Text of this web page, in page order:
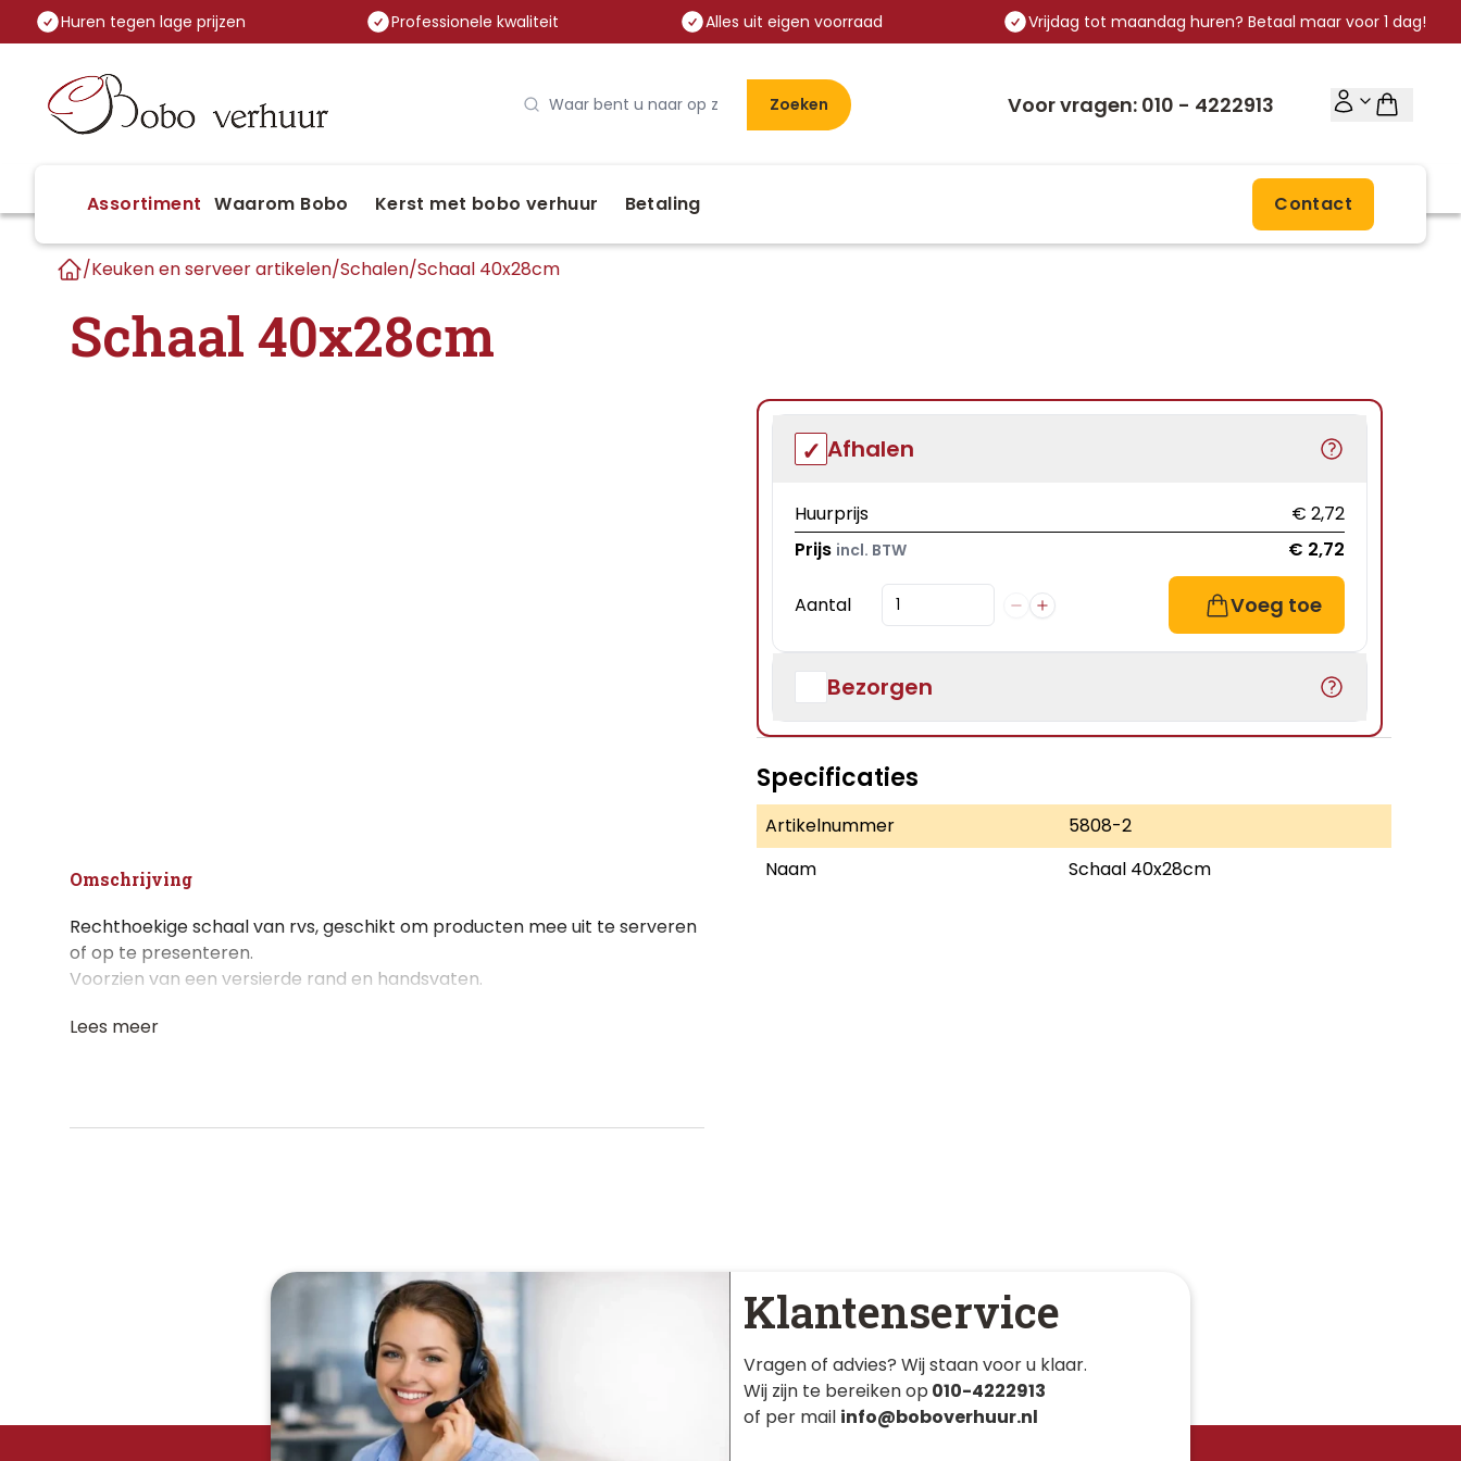
Huren tegen lage prijzen Professionele kwaliteit Alles uit eigen voorraad Vrijdag tot maandag huren? Betaal maar voor 1 dag!
Zoeken Voor vragen: 010 - 4222913
Assortiment Waarom Bobo Kerst met bobo verhuur Betaling Contact
/Keuken en serveer artikelen/Schalen/Schaal 40x28cm
Schaal 40x28cm
Omschrijving
Rechthoekige schaal van rvs, geschikt om producten mee uit te serveren
of op te presenteren.
Voorzien van een versierde rand en handsvaten.
Lees meer
Afhalen
Huurprijs
€ 2,72
Prijs incl. BTW € 2,72
Aantal Voeg toe
Bezorgen
Specificaties
Artikelnummer
5808-2
Naam
Schaal 40x28cm
Klantenservice
Vragen of advies? Wij staan voor u klaar.
Wij zijn te bereiken op 010-4222913
of per mail info@boboverhuur.nl